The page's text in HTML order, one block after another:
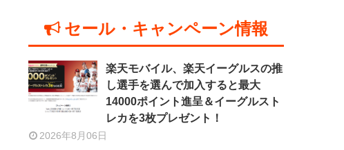
セール・キャンペーン情報
楽天モバイル、楽天イーグルスの推
し選手を選んで加入すると最大
14000ポイント進呈＆イーグルスト
レカを3枚プレゼント！
2026年8月06日